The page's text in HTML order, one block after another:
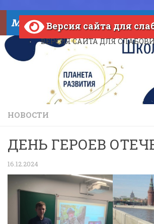
Skip to content
МАОУ
ВЕРСИЯ САЙТА ДЛЯ
Версия сайта для
НОВОСТИ
ДЕНЬ ГЕРОЕВ
16.12.2024